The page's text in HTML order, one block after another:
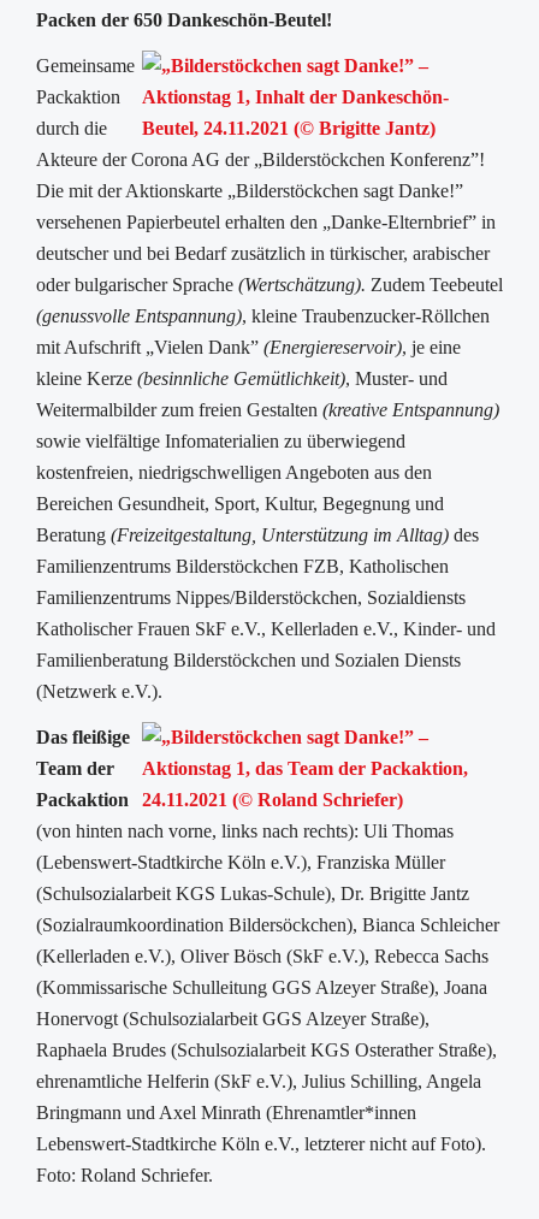
Packen der 650 Dankeschön-Beutel!
Gemeinsame
Packaktion
durch die
Akteure der Corona AG der „Bilderstöckchen Konferenz”!
Die mit der Aktionskarte „Bilderstöckchen sagt Danke!”
versehenen Papierbeutel erhalten den „Danke-Elternbrief” in
deutscher und bei Bedarf zusätzlich in türkischer, arabischer
oder bulgarischer Sprache (Wertschätzung). Zudem Teebeutel
(genussvolle Entspannung), kleine Traubenzucker-Röllchen
mit Aufschrift „Vielen Dank” (Energiereservoir), je eine
kleine Kerze (besinnliche Gemütlichkeit), Muster- und
Weitermalbilder zum freien Gestalten (kreative Entspannung)
sowie vielfältige Infomaterialien zu überwiegend
kostenfreien, niedrigschwelligen Angeboten aus den
Bereichen Gesundheit, Sport, Kultur, Begegnung und
Beratung (Freizeitgestaltung, Unterstützung im Alltag) des
Familienzentrums Bilderstöckchen FZB, Katholischen
Familienzentrums Nippes/Bilderstöckchen, Sozialdiensts
Katholischer Frauen SkF e.V., Kellerladen e.V., Kinder- und
Familienberatung Bilderstöckchen und Sozialen Diensts
(Netzwerk e.V.).
Das fleißige
Team der
Packaktion
(von hinten nach vorne, links nach rechts): Uli Thomas
(Lebenswert-Stadtkirche Köln e.V.), Franziska Müller
(Schulsozialarbeit KGS Lukas-Schule), Dr. Brigitte Jantz
(Sozialraumkoordination Bildersöckchen), Bianca Schleicher
(Kellerladen e.V.), Oliver Bösch (SkF e.V.), Rebecca Sachs
(Kommissarische Schulleitung GGS Alzeyer Straße), Joana
Honervogt (Schulsozialarbeit GGS Alzeyer Straße),
Raphaela Brudes (Schulsozialarbeit KGS Osterather Straße),
ehrenamtliche Helferin (SkF e.V.), Julius Schilling, Angela
Bringmann und Axel Minrath (Ehrenamtler*innen
Lebenswert-Stadtkirche Köln e.V., letzterer nicht auf Foto).
Foto: Roland Schriefer.